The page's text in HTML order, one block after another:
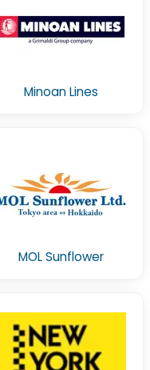
Minoan Lines
MOL Sunflower